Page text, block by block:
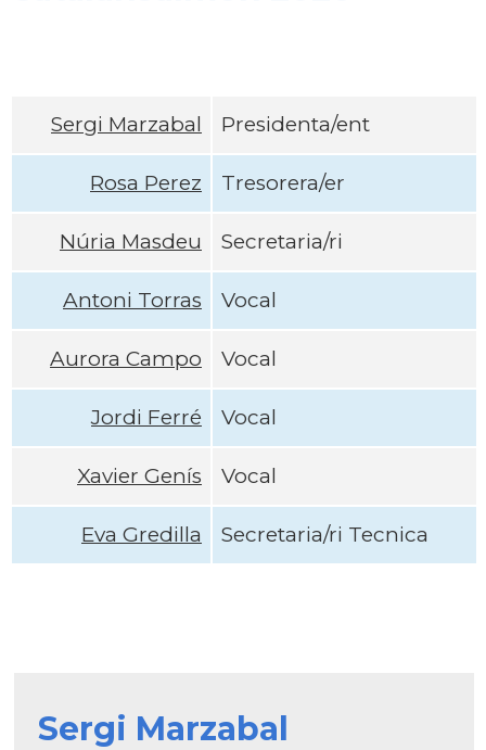
Sergi Marzabal Presidenta/ent
Rosa Perez Tresorera/er
Núria Masdeu Secretaria/ri
Antoni Torras Vocal
Aurora Campo Vocal
Jordi Ferré Vocal
Xavier Genís Vocal
Eva Gredilla Secretaria/ri Tecnica
Sergi Marzabal